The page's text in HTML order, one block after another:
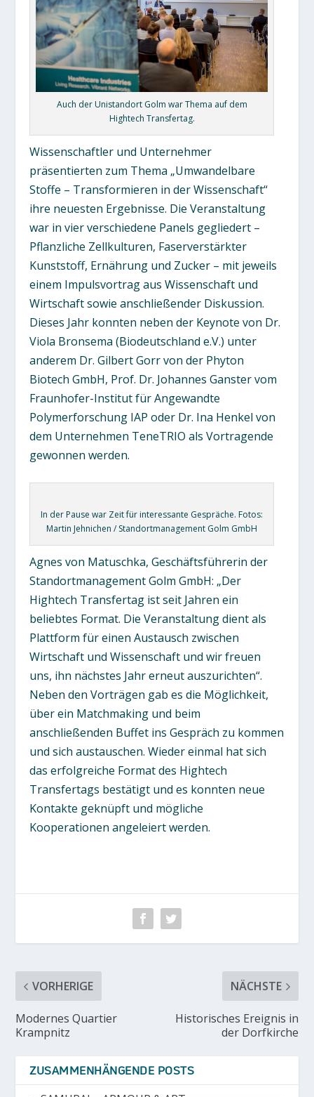
Auch der Unistandort Golm war Thema auf dem
Hightech Transfertag.
Wissenschaftler und Unternehmer
präsentierten zum Thema „Umwandelbare
Stoffe – Transformieren in der Wissenschaft“
ihre neuesten Ergebnisse. Die Veranstaltung
war in vier verschiedene Panels gegliedert –
Pflanzliche Zellkulturen, Faserverstärkter
Kunststoff, Ernährung und Zucker – mit jeweils
einem Impulsvortrag aus Wissenschaft und
Wirtschaft sowie anschließender Diskussion.
Dieses Jahr konnten neben der Keynote von Dr.
Viola Bronsema (Biodeutschland e.V.) unter
anderem Dr. Gilbert Gorr von der Phyton
Biotech GmbH, Prof. Dr. Johannes Ganster vom
Fraunhofer-Institut für Angewandte
Polymerforschung IAP oder Dr. Ina Henkel von
dem Unternehmen TeneTRIO als Vortragende
gewonnen werden.
In der Pause war Zeit für interessante Gespräche. Fotos:
Martin Jehnichen / Standortmanagement Golm GmbH
Agnes von Matuschka, Geschäftsführerin der
Standortmanagement Golm GmbH: „Der
Hightech Transfertag ist seit Jahren ein
beliebtes Format. Die Veranstaltung dient als
Plattform für einen Austausch zwischen
Wirtschaft und Wissenschaft und wir freuen
uns, ihn nächstes Jahr erneut auszurichten“.
Neben den Vorträgen gab es die Möglichkeit,
über ein Matchmaking und beim
anschließenden Buffet ins Gespräch zu kommen
und sich austauschen. Wieder einmal hat sich
das erfolgreiche Format des Hightech
Transfertags bestätigt und es konnten neue
Kontakte geknüpft und mögliche
Kooperationen angeleiert werden.
VORHERIGE
Modernes Quartier
Krampnitz
NÄCHSTE
Historisches Ereignis in
der Dorfkirche
ZUSAMMENHÄNGENDE POSTS